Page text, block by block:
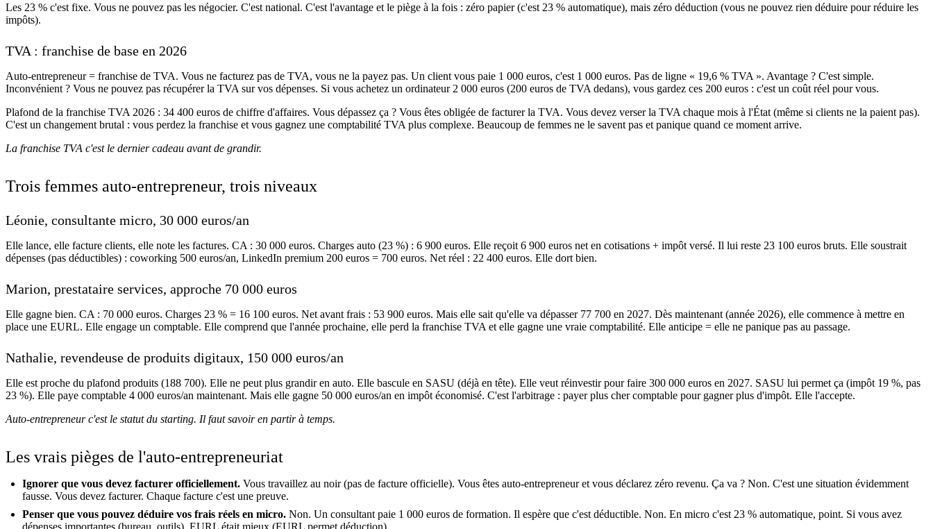
Les 23 % c'est fixe. Vous ne pouvez pas les négocier. C'est national. C'est l'avantage et le piège à la fois : zéro papier (c'est 23 % automatique), mais zéro déduction (vous ne pouvez rien déduire pour réduire les
impôts).
TVA : franchise de base en 2026
Auto-entrepreneur = franchise de TVA. Vous ne facturez pas de TVA, vous ne la payez pas. Un client vous paie 1 000 euros, c'est 1 000 euros. Pas de ligne « 19,6 % TVA ». Avantage ? C'est simple.
Inconvénient ? Vous ne pouvez pas récupérer la TVA sur vos dépenses. Si vous achetez un ordinateur 2 000 euros (200 euros de TVA dedans), vous gardez ces 200 euros : c'est un coût réel pour vous.
Plafond de la franchise TVA 2026 : 34 400 euros de chiffre d'affaires. Vous dépassez ça ? Vous êtes obligée de facturer la TVA. Vous devez verser la TVA chaque mois à l'État (même si clients ne la paient pas).
C'est un changement brutal : vous perdez la franchise et vous gagnez une comptabilité TVA plus complexe. Beaucoup de femmes ne le savent pas et panique quand ce moment arrive.
La franchise TVA c'est le dernier cadeau avant de grandir.
Trois femmes auto-entrepreneur, trois niveaux
Léonie, consultante micro, 30 000 euros/an
Elle lance, elle facture clients, elle note les factures. CA : 30 000 euros. Charges auto (23 %) : 6 900 euros. Elle reçoit 6 900 euros net en cotisations + impôt versé. Il lui reste 23 100 euros bruts. Elle soustrait
dépenses (pas déductibles) : coworking 500 euros/an, LinkedIn premium 200 euros = 700 euros. Net réel : 22 400 euros. Elle dort bien.
Marion, prestataire services, approche 70 000 euros
Elle gagne bien. CA : 70 000 euros. Charges 23 % = 16 100 euros. Net avant frais : 53 900 euros. Mais elle sait qu'elle va dépasser 77 700 en 2027. Dès maintenant (année 2026), elle commence à mettre en
place une EURL. Elle engage un comptable. Elle comprend que l'année prochaine, elle perd la franchise TVA et elle gagne une vraie comptabilité. Elle anticipe = elle ne panique pas au passage.
Nathalie, revendeuse de produits digitaux, 150 000 euros/an
Elle est proche du plafond produits (188 700). Elle ne peut plus grandir en auto. Elle bascule en SASU (déjà en tête). Elle veut réinvestir pour faire 300 000 euros en 2027. SASU lui permet ça (impôt 19 %, pas
23 %). Elle paye comptable 4 000 euros/an maintenant. Mais elle gagne 50 000 euros/an en impôt économisé. C'est l'arbitrage : payer plus cher comptable pour gagner plus d'impôt. Elle l'accepte.
Auto-entrepreneur c'est le statut du starting. Il faut savoir en partir à temps.
Les vrais pièges de l'auto-entrepreneuriat
Ignorer que vous devez facturer officiellement. Vous travaillez au noir (pas de facture officielle). Vous êtes auto-entrepreneur et vous déclarez zéro revenu. Ça va ? Non. C'est une situation évidemment
fausse. Vous devez facturer. Chaque facture c'est une preuve.
Penser que vous pouvez déduire vos frais réels en micro. Non. Un consultant paie 1 000 euros de formation. Il espère que c'est déductible. Non. En micro c'est 23 % automatique, point. Si vous avez
dépenses importantes (bureau, outils), EURL était mieux (EURL permet déduction).